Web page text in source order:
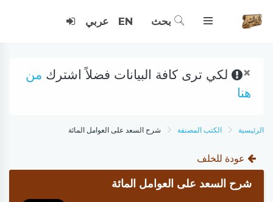
بحث EN عربي
× لكي ترى كافة البيانات فضلاً اشترك من
هنا
الرئيسية الكتب المصنفة شرح السعد على العوامل المائة
عودة للخلف
شرح السعد على العوامل المائة